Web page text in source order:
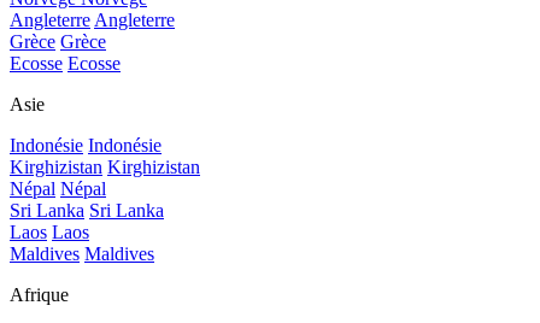
Angleterre Angleterre
Grèce Grèce
Ecosse Ecosse
Asie
Indonésie Indonésie
Kirghizistan Kirghizistan
Népal Népal
Sri Lanka Sri Lanka
Laos Laos
Maldives Maldives
Afrique